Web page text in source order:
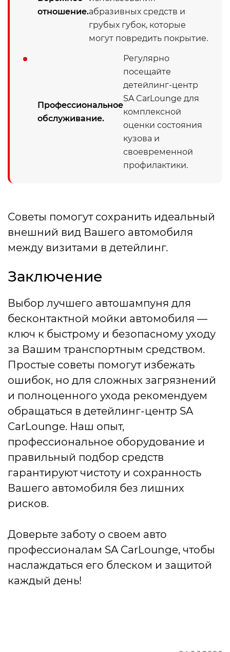
отношение.абразивных средств и
грубых губок, которые
могут повредить покрытие.
Профессиональное
обслуживание.
Регулярно
посещайте
детейлинг-центр
SA CarLounge для
комплексной
оценки состояния
кузова и
своевременной
профилактики.
Советы помогут сохранить идеальный
внешний вид Вашего автомобиля
между визитами в детейлинг.
Заключение
Выбор лучшего автошампуня для
бесконтактной мойки автомобиля —
ключ к быстрому и безопасному уходу
за Вашим транспортным средством.
Простые советы помогут избежать
ошибок, но для сложных загрязнений
и полноценного ухода рекомендуем
обращаться в детейлинг-центр SA
CarLounge. Наш опыт,
профессиональное оборудование и
правильный подбор средств
гарантируют чистоту и сохранность
Вашего автомобиля без лишних
рисков.
Доверьте заботу о своем авто
профессионалам SA CarLounge, чтобы
наслаждаться его блеском и защитой
каждый день!